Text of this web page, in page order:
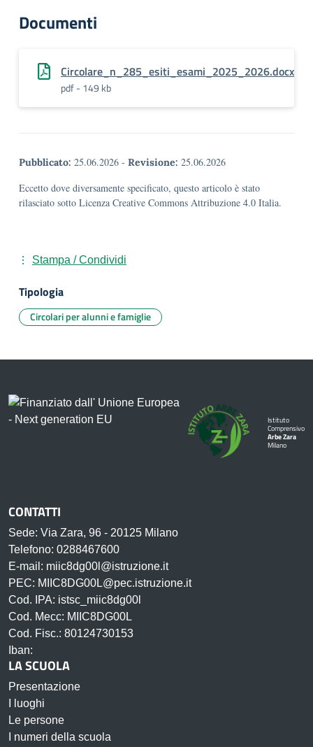
Documenti
Circolare_n_285_esiti_esami_2025_2026.docx
pdf - 149 kb
Pubblicato: 25.06.2026 - Revisione: 25.06.2026
Eccetto dove diversamente specificato, questo articolo è stato
rilasciato sotto Licenza Creative Commons Attribuzione 4.0 Italia.
Stampa / Condividi
Tipologia
Circolari per alunni e famiglie
Istituto
Comprensivo
Arbe Zara
Milano
CONTATTI
Sede: Via Zara, 96 - 20125 Milano
Telefono: 0288467600
E-mail: miic8dg00l@istruzione.it
PEC: MIIC8DG00L@pec.istruzione.it
Cod. IPA: istsc_miic8dg00l
Cod. Mecc: MIIC8DG00L
Cod. Fisc.: 80124730153
Iban:
LA SCUOLA
Presentazione
I luoghi
Le persone
I numeri della scuola